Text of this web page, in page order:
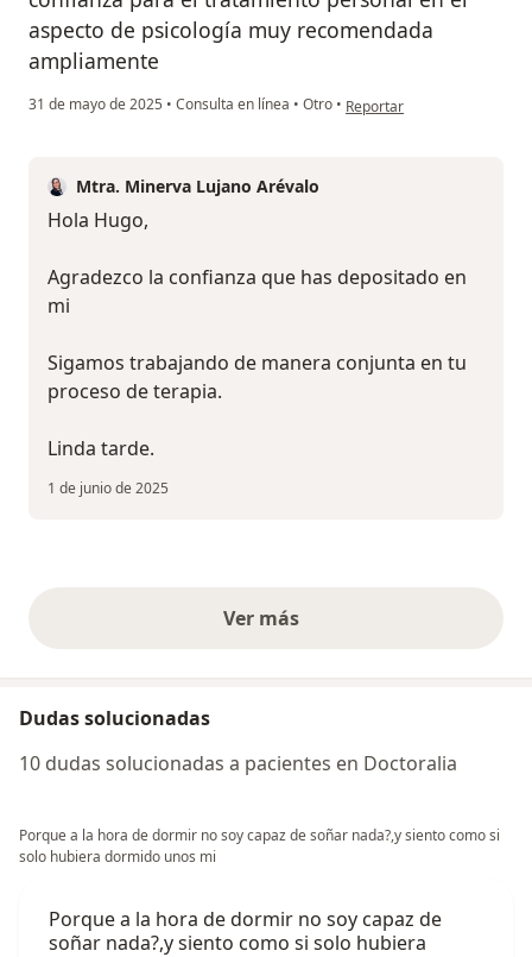
aspecto de psicología muy recomendada
ampliamente
31 de mayo de 2025 • Consulta en línea • Otro • en opinión del usuario
Reportar
Mtra. Minerva Lujano Arévalo
Hola Hugo,
Agradezco la confianza que has depositado en
mi
Sigamos trabajando de manera conjunta en tu
proceso de terapia.
Linda tarde.
1 de junio de 2025
Ver másopiniones anteriores
Dudas solucionadas
10 dudas solucionadas a pacientes en Doctoralia
Porque a la hora de dormir no soy capaz de soñar nada?,y siento como si
solo hubiera dormido unos mi
Porque a la hora de dormir no soy capaz de
soñar nada?,y siento como si solo hubiera